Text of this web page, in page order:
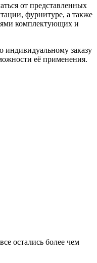
от представленных
фурнитуре, а также
комплектующих и
заказу
её применения.
остались более чем